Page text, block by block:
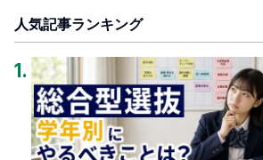
人気記事ランキング
1 .